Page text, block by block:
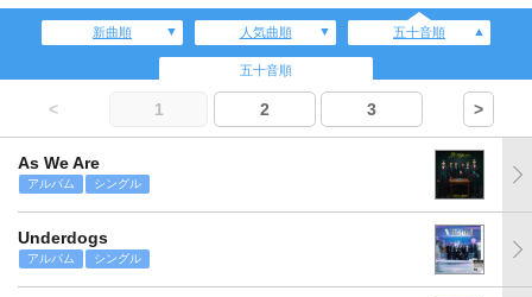
新曲順 人気曲順 五十音順
五十音順
< 1 2 3 >
As We Are
アルバム シングル
Underdogs
アルバム シングル